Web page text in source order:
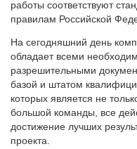
работы соответствуют
правилам Российской
На сегодняшний день
обладает всеми
разрешительными
базой и штатом
которых является не
большой команды, все
достижение лучших
проекта.